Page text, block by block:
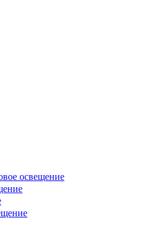
освещение